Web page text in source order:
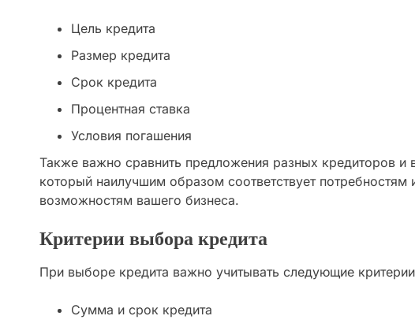
Цель кредита
Размер кредита
Срок кредита
Процентная ставка
Условия погашения
Также важно сравнить предложения разных кредиторов и
который наилучшим образом соответствует
возможностям вашего бизнеса.
Критерии выбора кредита
При выборе кредита важно учитывать следующие
Сумма и срок кредита